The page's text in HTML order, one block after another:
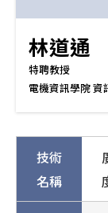
林道通
特聘教授
電機資訊學院 資
技術
名稱